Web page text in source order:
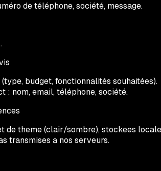
de téléphone, société, message.
budget, fonctionnalités souhaitées).
: nom, email, téléphone, société.
de theme (clair/sombre), stockees
transmises a nos serveurs.